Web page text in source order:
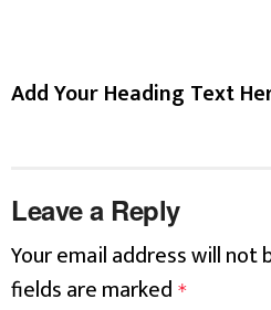
Add Your Heading Text
Leave a Reply
Your email address will not
fields are marked *